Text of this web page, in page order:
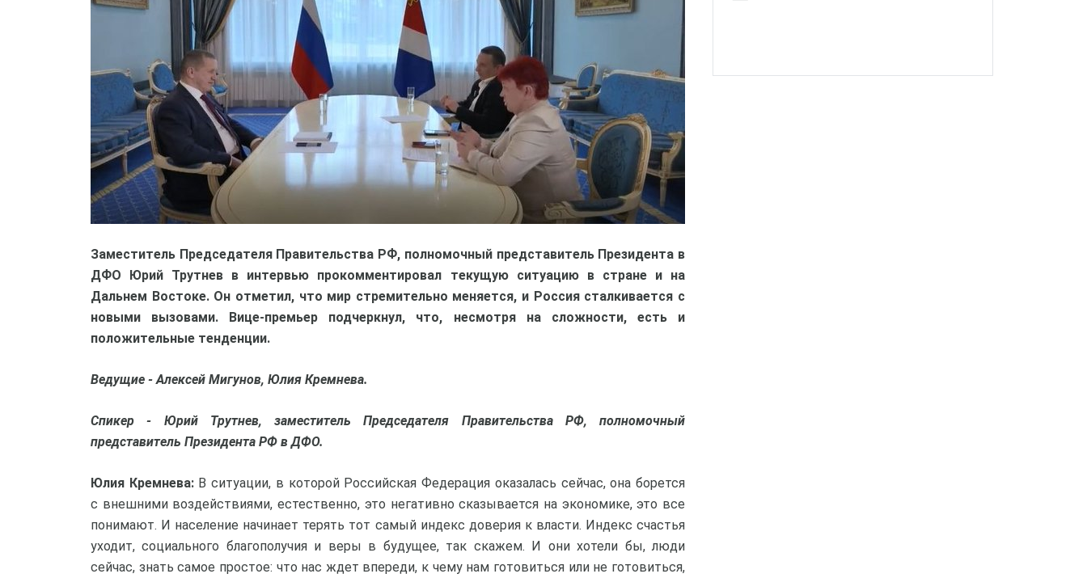
Заместитель Председателя Правительства РФ, полномочный представитель Президента в
ДФО Юрий Трутнев в интервью прокомментировал текущую ситуацию в стране и на
Дальнем Востоке. Он отметил, что мир стремительно меняется, и Россия сталкивается с
новыми вызовами. Вице-премьер подчеркнул, что, несмотря на сложности, есть и
положительные тенденции.
Ведущие - Алексей Мигунов, Юлия Кремнева.
Спикер - Юрий Трутнев, заместитель Председателя Правительства РФ, полномочный
представитель Президента РФ в ДФО.
Юлия Кремнева:В ситуации, в которой Российская Федерация оказалась сейчас, она борется
с внешними воздействиями, естественно, это негативно сказывается на экономике, это все
понимают. И население начинает терять тот самый индекс доверия к власти. Индекс счастья
уходит, социального благополучия и веры в будущее, так скажем. И они хотели бы, люди
сейчас, знать самое простое: что нас ждет впереди, к чему нам готовиться или не готовиться,